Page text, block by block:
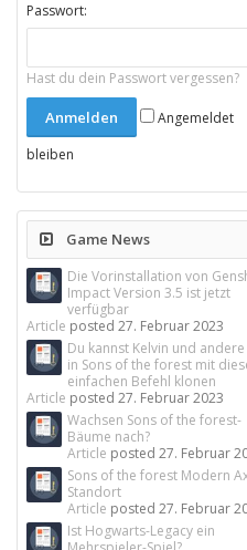
Passwort:
Hast du dein Passwort vergessen?
Angemeldet
bleiben
Game News
Die Vorinstallation von
Impact Version 3.5 ist jetzt
verfügbar
Article posted27. Februar 2023
Du kannst Kelvin und andere
in Sons of the forest mit
einfachen Befehl klonen
Article posted27. Februar 2023
Wachsen Sons of the forest-
Bäume nach?
Article posted27. Februar
Sons of the forest Modern
Standort
Article posted27. Februar
Ist Hogwarts-Legacy ein